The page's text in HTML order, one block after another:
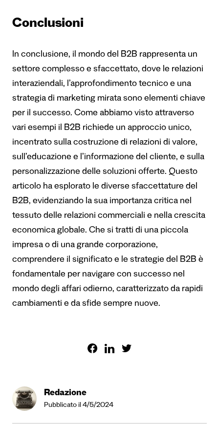
Conclusioni
In conclusione, il mondo del B2B rappresenta un
settore complesso e sfaccettato, dove le relazioni
interaziendali, l’approfondimento tecnico e una
strategia di marketing mirata sono elementi chiave
per il successo. Come abbiamo visto attraverso
vari esempi il B2B richiede un approccio unico,
incentrato sulla costruzione di relazioni di valore,
sull’educazione e l’informazione del cliente, e sulla
personalizzazione delle soluzioni offerte. Questo
articolo ha esplorato le diverse sfaccettature del
B2B, evidenziando la sua importanza critica nel
tessuto delle relazioni commerciali e nella crescita
economica globale. Che si tratti di una piccola
impresa o di una grande corporazione,
comprendere il significato e le strategie del B2B è
fondamentale per navigare con successo nel
mondo degli affari odierno, caratterizzato da rapidi
cambiamenti e da sfide sempre nuove.
Redazione
Pubblicato il 4/5/2024